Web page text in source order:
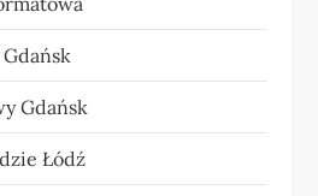
Gdańsk
Łódź